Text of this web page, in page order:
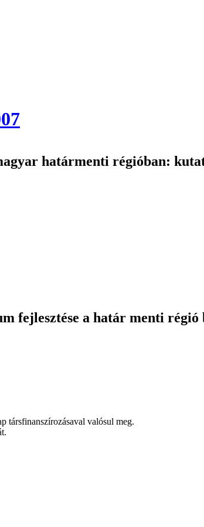
határmenti régióban:
fejlesztése a határ menti régió
társfinanszírozásaval valósul meg.